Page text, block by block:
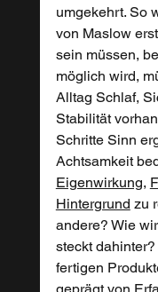
umgekehrt. So
von Maslow
sein müssen,
möglich wird,
Alltag Schlaf,
Stabilität
Schritte Sinn
Achtsamkeit
Eigenwirkung,
Hintergrund zu
andere? Wie
steckt
fertigen